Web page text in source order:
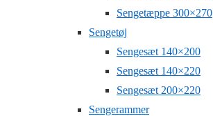
Sengetæppe 300×270
Sengetøj
Sengesæt 140×200
Sengesæt 140×220
Sengesæt 200×220
Sengerammer